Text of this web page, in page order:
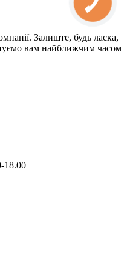
Залиште, будь ласка,
вам найближчим часом
18.00